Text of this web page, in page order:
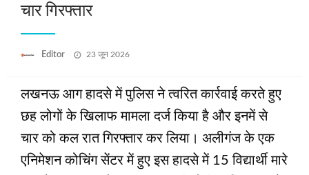
चार गिरफ्तार
Editor
Posted
23 जून 2026
लखनऊ आग हादसे में पुलिस ने त्‍वरित कार्रवाई करते हुए
छह लोगों के खिलाफ मामला दर्ज किया है और इनमें से
चार को कल रात गिरफ्तार कर लिया। अलीगंज के एक
एनिमेशन कोचिंग सेंटर में हुए इस हादसे में 15 विद्यार्थी मारे